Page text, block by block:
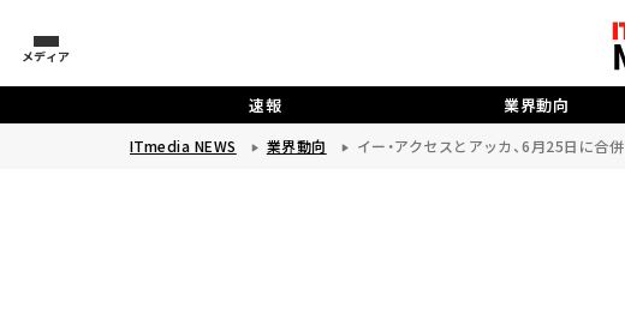
メディア
速報 業界動向
ITmedia NEWS 業界動向 イー・アクセスとアッカ、6月25日に合併